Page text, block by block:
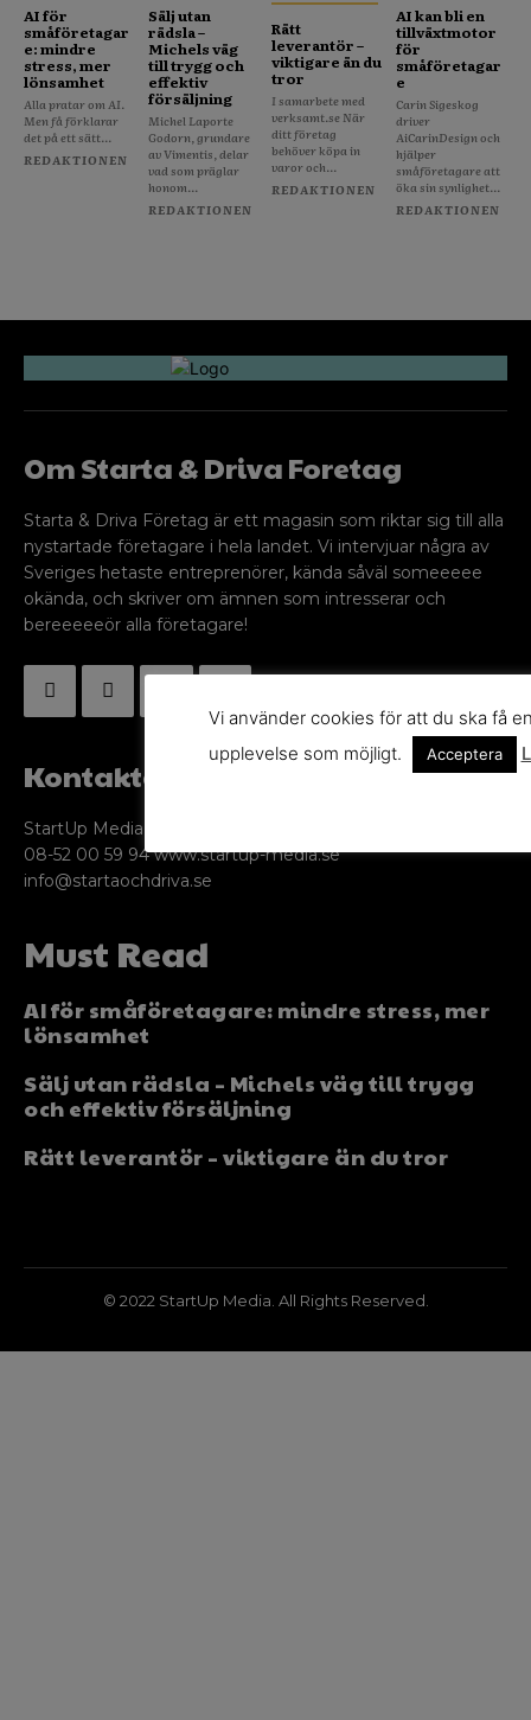
AI för
småföretagar
e: mindre
stress, mer
lönsamhet
Alla pratar om AI.
Men få förklarar
det på ett sätt...
REDAKTIONEN
Sälj utan
rädsla –
Michels väg
till trygg och
effektiv
försäljning
Michel Laporte
Godorn, grundare
av Vimentis, delar
vad som präglar
honom...
REDAKTIONEN
Rätt
leverantör –
viktigare än du
tror
I samarbete med
verksamt.se När
ditt företag
behöver köpa in
varor och...
REDAKTIONEN
AI kan bli en
tillväxtmotor
för
småföretagar
e
Carin Sigeskog
driver
AiCarinDesign och
hjälper
småföretagare att
öka sin synlighet...
REDAKTIONEN
Om Starta & Driva Foretag
Starta & Driva Företag är ett magasin som riktar sig till alla
nystartade företagare i hela landet. Vi intervjuar några av
Sveriges hetaste entreprenörer, kända såväl someeeee
okända, och skriver om ämnen som intresserar och
bereeeeeör alla företagare!
Kontakta oss
StartUp Media Karlbergs Strand 15, 171 73 Solna. Telefon
08-52 00 59 94 www.startup-media.se
info@startaochdriva.se
Must Read
AI för småföretagare: mindre stress, mer
lönsamhet
Sälj utan rädsla – Michels väg till trygg
och effektiv försäljning
Rätt leverantör – viktigare än du tror
© 2022 StartUp Media. All Rights Reserved.
Vi använder cookies för att du ska få
upplevelse som möjligt.
Acceptera